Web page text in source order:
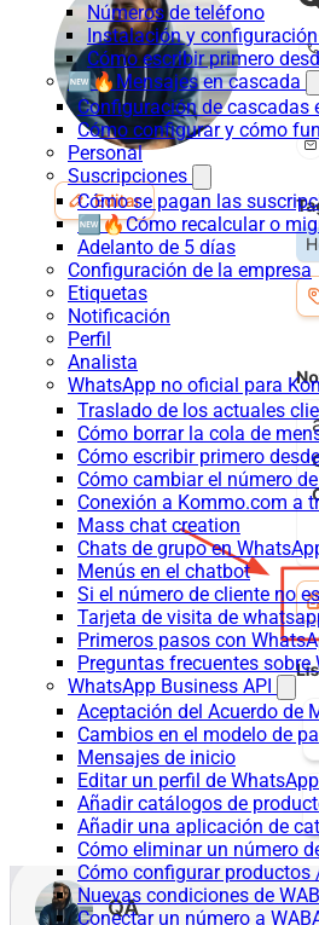
Números de teléfono
Instalación y
Cómo escribir primero
🆕🔥Mensajes en cascada
Configuración de cascadas
Cómo configurar y cómo
Personal
Suscripciones
Cómo se pagan las
🆕🔥Cómo recalcular o
Adelanto de 5 días
Configuración de la empresa
Etiquetas
Notificación
Perfil
Analista
WhatsApp no oficial para
Traslado de los actuales
Cómo borrar la cola de
Cómo escribir primero
Cómo cambiar el número
Conexión a Kommo.com a
Mass chat creation
Chats de grupo en
Menús en el chatbot
Si el número de cliente no
Tarjeta de visita de
Primeros pasos con
Preguntas frecuentes
WhatsApp Business API
Aceptación del Acuerdo de
Cambios en el modelo de
Mensajes de inicio
Editar un perfil de
Añadir catálogos de
Añadir una aplicación de
Cómo eliminar un número
Cómo configurar productos
Nuevas condiciones de
Conectar un número a